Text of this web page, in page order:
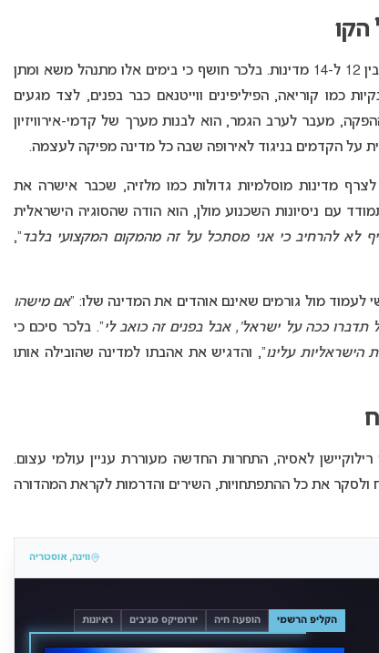
הקו
התחרות החדשה באסיה שואפת לכלול בשנתה הראשונה בין 12 ל-14 מדינות. בלכר חושף כי בימים אלו מתנהל משא ומתן
כמו קוריאה, הפיליפינים ווייטנאם כבר בפנים, לצד מגעים
מעבר לערב הגמר, הוא לבנות מערך של קדמי-אירוויזיון
הקדמים בניגוד לאירופה שבה כל מדינה מפיקה לעצמה.
מדינות מוסלמיות גדולות כמו מלזיה, שכבר אישרה את
עם ניסיונות השכנוע מולן, הוא הודה שהסוגיה הישראלית
לא להרחיב כי אני מסתכל על זה מהמקום המקצועי בלבד“,
מול גורמים שאינם אוהדים את המדינה שלו: “אם מישהו
ככה על ישראל’, אבל בפנים זה כואב לי“. בלכר סיכם כי
הישראליות עלינו“, והדגיש את אהבתו למדינה שהובילה אותו
לאסיה, התחרות החדשה מעוררת עניין עולמי עצום.
ולסקר את כל ההתפתחויות, השירים והדרמות לקראת המהדורה
ווינה, אוסטריה
הקליפ הרשמי הופעה חיה יורומיקס מגיבים ראיונות